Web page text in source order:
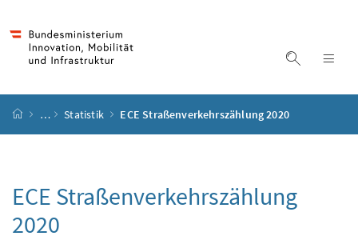
Suche
Startseite
… Statistik ECE Straßenverkehrszählung 2020
ECE Straßenverkehrszählung
2020